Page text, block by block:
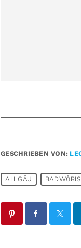
GESCHRIEBEN VON:
ALLGÄU